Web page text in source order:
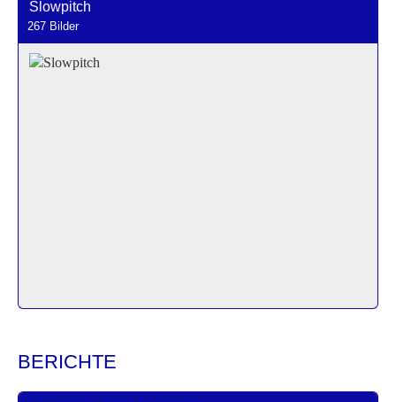
Slowpitch
267 Bilder
BERICHTE